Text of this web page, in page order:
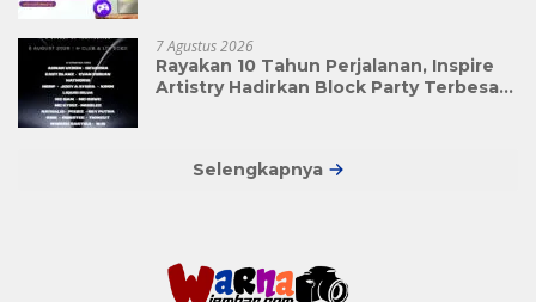
7 Agustus 2026
Rayakan 10 Tahun Perjalanan, Inspire
Artistry Hadirkan Block Party Terbesar
Selengkapnya